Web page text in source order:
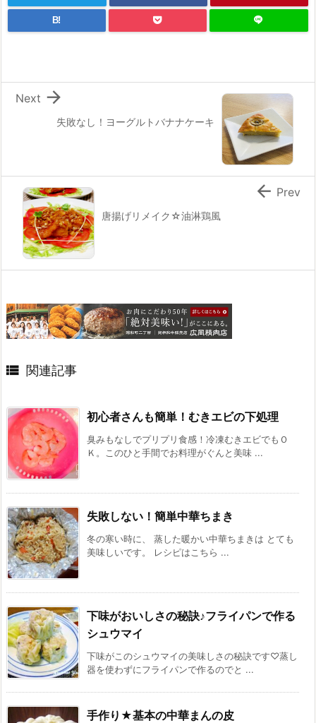
B!
失敗なし！ヨーグルトバナナケーキ

Next
唐揚げリメイク☆油淋鶏風
 Prev
 関連記事
初心者さんも簡単！むきエビの下処理
臭みもなしでプリプリ食感！冷凍むきエビでもＯ
Ｋ。このひと手間でお料理がぐんと美味 ...
失敗しない！簡単中華ちまき
冬の寒い時に、 蒸した暖かい中華ちまきは とても
美味しいです。 レシピはこちら ...
下味がおいしさの秘訣♪フライパンで作る
シュウマイ
下味がこのシュウマイの美味しさの秘訣です♡蒸し
器を使わずにフライパンで作るのでと ...
手作り★基本の中華まんの皮